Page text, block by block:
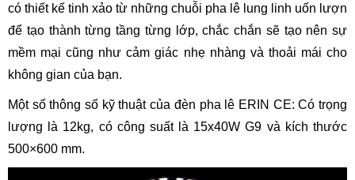
có thiết kế tinh xảo từ những chuỗi pha lê lung linh uốn lượn
để tạo thành từng tầng từng lớp, chắc chắn sẽ tạo nên sự
mềm mại cũng như cảm giác nhẹ nhàng và thoải mái cho
không gian của bạn.
Một số thông số kỹ thuật của đèn pha lê ERIN CE: Có trọng
lượng là 12kg, có công suất là 15x40W G9 và kích thước
500×600 mm.